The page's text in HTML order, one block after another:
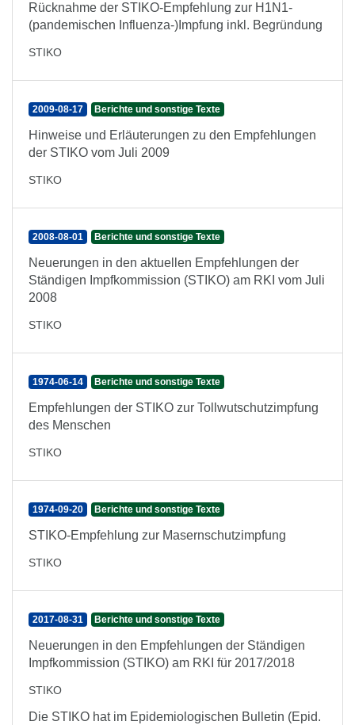
Rücknahme der STIKO-Empfehlung zur H1N1-
(pandemischen Influenza-)Impfung inkl. Begründung
STIKO
2009-08-17 Berichte und sonstige Texte
Hinweise und Erläuterungen zu den Empfehlungen
der STIKO vom Juli 2009
STIKO
2008-08-01 Berichte und sonstige Texte
Neuerungen in den aktuellen Empfehlungen der
Ständigen Impfkommission (STIKO) am RKI vom Juli
2008
STIKO
1974-06-14 Berichte und sonstige Texte
Empfehlungen der STIKO zur Tollwutschutzimpfung
des Menschen
STIKO
1974-09-20 Berichte und sonstige Texte
STIKO-Empfehlung zur Masernschutzimpfung
STIKO
2017-08-31 Berichte und sonstige Texte
Neuerungen in den Empfehlungen der Ständigen
Impfkommission (STIKO) am RKI für 2017/2018
STIKO
Die STIKO hat im Epidemiologischen Bulletin (Epid.